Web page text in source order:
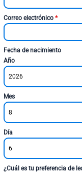
Correo electrónico *
Fecha de nacimiento
Año
2026
Mes
8
Día
6
¿Cuál es tu preferencia de